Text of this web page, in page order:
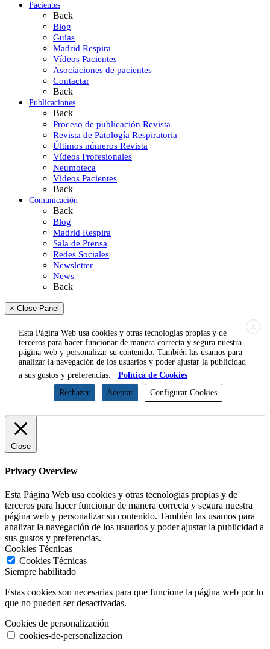
Pacientes
Back
Blog
Guías
Madrid Respira
Vídeos Pacientes
Asociaciones de pacientes
Contactar
Back
Publicaciones
Back
Proceso de publicación Revista
Revista de Patología Respiratoria
Últimos números Revista
Vídeos Profesionales
Neumoteca
Vídeos Pacientes
Back
Comunicación
Back
Blog
Madrid Respira
Sala de Prensa
Redes Sociales
Newsletter
News
Back
× Close Panel
X
Esta Página Web usa cookies y otras tecnologías propias y de
terceros para hacer funcionar de manera correcta y segura nuestra
página web y personalizar su contenido. También las usamos para
analizar la navegación de los usuarios y poder ajustar la publicidad
a sus gustos y preferencias.
Política de Cookies
Rechazar
Aceptar Configurar Cookies
Close
Privacy Overview
Esta Página Web usa cookies y otras tecnologías propias y de
terceros para hacer funcionar de manera correcta y segura nuestra
página web y personalizar su contenido. También las usamos para
analizar la navegación de los usuarios y poder ajustar la publicidad a
sus gustos y preferencias.
Cookies Técnicas
Cookies Técnicas
Siempre habilitado
Estas cookies son necesarias para que funcione la página web por lo
que no pueden ser desactivadas.
Cookies de personalización
cookies-de-personalizacion